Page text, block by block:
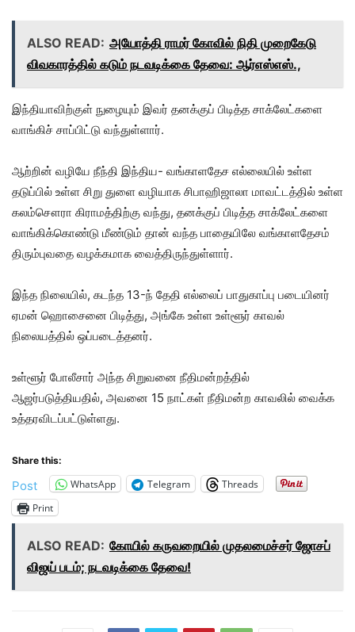
ALSO READ: அயோத்தி ராமர் கோவில் நிதி முறைகேடு
விவகாரத்தில் கடும் நடவடிக்கை தேவை: ஆர்எஸ்எஸ்.,
இந்தியாவிற்குள் நுழையும் இவர் தனக்குப் பிடித்த சாக்லேட்களை
வாங்கிச் சாப்பிட்டு வந்துள்ளார்.
ஆற்றின் வழியே நீந்தி இந்திய- வங்காளதேச எல்லையில் உள்ள
தடுப்பில் உள்ள சிறு துளை வழியாக சிபாஹிஜாலா மாவட்டத்தில் உள்ள
கலம்சௌரா கிராமத்திற்கு வந்து, தனக்குப் பிடித்த சாக்லேட்களை
வாங்கிக்கொண்டு மீண்டும் தான் வந்த பாதையிலே வங்காளதேசம்
திரும்புவதை வழக்கமாக வைத்திருந்துள்ளார்.
இந்த நிலையில், கடந்த 13-ந் தேதி எல்லைப் பாதுகாப்பு படையினர்
ஏமன் ஹொசைனை பிடித்து, அங்கே உள்ள உள்ளூர் காவல்
நிலையத்தில் ஒப்படைத்தனர்.
உள்ளூர் போலீசார் அந்த சிறுவனை நீதிமன்றத்தில்
ஆஜர்படுத்தியதில், அவனை 15 நாட்கள் நீதிமன்ற காவலில் வைக்க
உத்தரவிடப்பட்டுள்ளது.
Share this:
Post WhatsApp Telegram
Threads
Print
ALSO READ: கோயில் கருவறையில் முதலமைச்சர் ஜோசப்
விஜய் படம்; நடவடிக்கை தேவை!